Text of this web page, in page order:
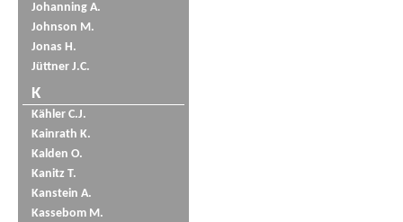
Johanning A.
Johnson M.
Jonas H.
Jüttner J.C.
K
Kähler C.J.
Kainrath K.
Kalden O.
Kanitz T.
Kanstein A.
Kassebom M.